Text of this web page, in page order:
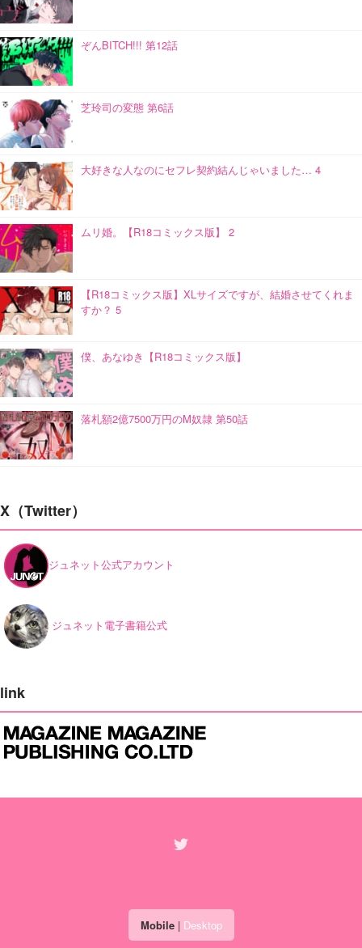
ぞんBITCH!!! 第12話
芝玲司の変態 第6話
大好きな人なのにセフレ契約結んじゃいました… 4
ムリ婚。【R18コミックス版】 2
【R18コミックス版】XLサイズですが、結婚させてくれま
すか？ 5
僕、あなゆき【R18コミックス版】
落札額2億7500万円のM奴隷 第50話
X（Twitter）
ジュネット公式アカウント
ジュネット電子書籍公式
link
Mobile| Desktop